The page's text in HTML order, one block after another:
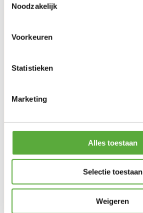
Noodzakelijk
Voorkeuren
Statistieken
Marketing
Alles toestaan
Selectie toestaan
Weigeren
Achteraf betalen mogelijk